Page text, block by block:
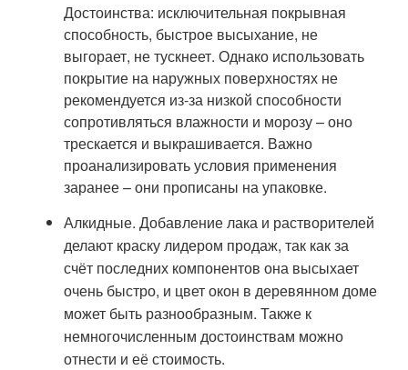
Достоинства: исключительная покрывная
способность, быстрое высыхание, не
выгорает, не тускнеет. Однако использовать
покрытие на наружных поверхностях не
рекомендуется из-за низкой способности
сопротивляться влажности и морозу – оно
трескается и выкрашивается. Важно
проанализировать условия применения
заранее – они прописаны на упаковке.
Алкидные. Добавление лака и растворителей
делают краску лидером продаж, так как за
счёт последних компонентов она высыхает
очень быстро, и цвет окон в деревянном доме
может быть разнообразным. Также к
немногочисленным достоинствам можно
отнести и её стоимость.